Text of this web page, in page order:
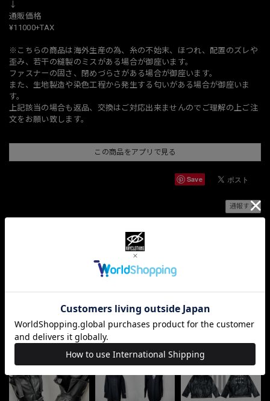
↓
通販価格
¥11000+TAX
※こちらの商品は海外生産の為、糸の不始末、ほつれ、配置のズレや
歪み、若干の縫製のミスがある場合が御座います。
ファスナーの固さ、閉めづらさがある場合が御座います。
また、生地製造や染色工程から発生する匂いがある場合が御座いま
す。
上記該当の場合も返品、交換はご対応出来ませんのでご理解の上ご注
文をお願い致します。
この商品をアプリで見る
Save
通報する
10068 381
関連商品